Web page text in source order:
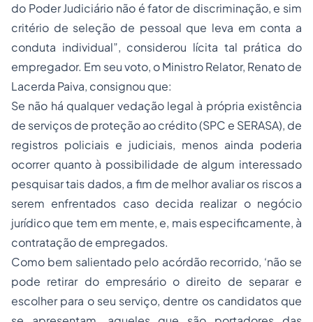
do Poder Judiciário não é fator de discriminação, e sim
critério de seleção de pessoal que leva em conta a
conduta individual”, considerou lícita tal prática do
empregador. Em seu voto, o Ministro Relator, Renato de
Lacerda Paiva, consignou que:
Se não há qualquer vedação legal à própria existência
de serviços de proteção ao crédito (SPC e SERASA), de
registros policiais e judiciais, menos ainda poderia
ocorrer quanto à possibilidade de algum interessado
pesquisar tais dados, a fim de melhor avaliar os riscos a
serem enfrentados caso decida realizar o negócio
jurídico que tem em mente, e, mais especificamente, à
contratação de empregados.
Como bem salientado pelo acórdão recorrido, ‘não se
pode retirar do empresário o direito de separar e
escolher para o seu serviço, dentre os candidatos que